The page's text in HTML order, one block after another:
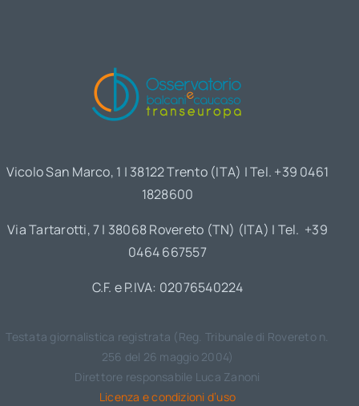
Vicolo San Marco, 1 | 38122 Trento (ITA) | Tel. +39 0461
1828600
Via Tartarotti, 7 | 38068 Rovereto (TN) (ITA) | Tel. +39
0464 667557
C.F. e P.IVA: 02076540224
Testata giornalistica registrata (Reg. Tribunale di Rovereto n.
256 del 26 maggio 2004)
Direttore responsabile Luca Zanoni
Licenza e condizioni d’uso